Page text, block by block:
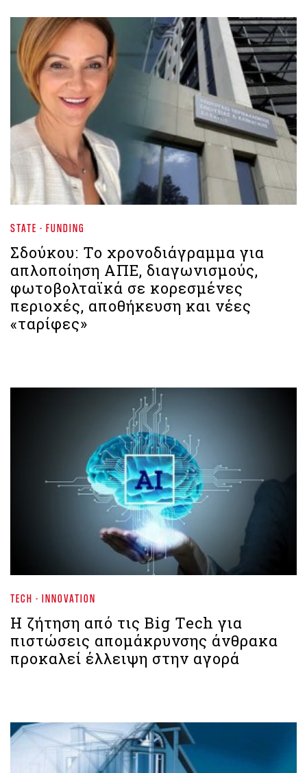
STATE - FUNDING
Σδούκου: Το χρονοδιάγραμμα για
απλοποίηση ΑΠΕ, διαγωνισμούς,
φωτοβολταϊκά σε κορεσμένες
περιοχές, αποθήκευση και νέες
«ταρίφες»
TECH - INNOVATION
Η ζήτηση από τις Big Tech για
πιστώσεις απομάκρυνσης άνθρακα
προκαλεί έλλειψη στην αγορά